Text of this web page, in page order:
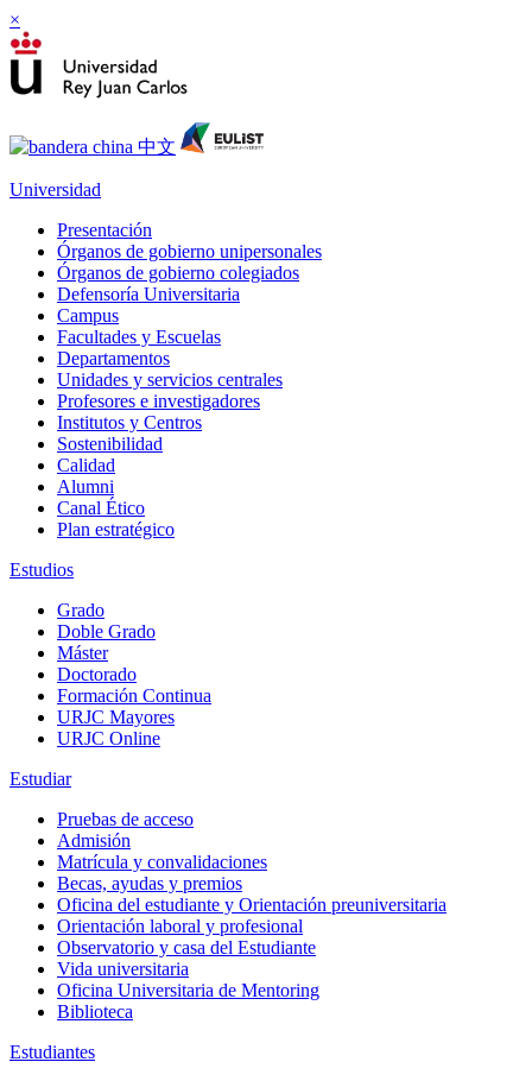
×
Universidad
Presentación
Órganos de gobierno unipersonales
Órganos de gobierno colegiados
Defensoría Universitaria
Campus
Facultades y Escuelas
Departamentos
Unidades y servicios centrales
Profesores e investigadores
Institutos y Centros
Sostenibilidad
Calidad
Alumni
Canal Ético
Plan estratégico
Estudios
Grado
Doble Grado
Máster
Doctorado
Formación Continua
URJC Mayores
URJC Online
Estudiar
Pruebas de acceso
Admisión
Matrícula y convalidaciones
Becas, ayudas y premios
Oficina del estudiante y Orientación preuniversitaria
Orientación laboral y profesional
Observatorio y casa del Estudiante
Vida universitaria
Oficina Universitaria de Mentoring
Biblioteca
Estudiantes